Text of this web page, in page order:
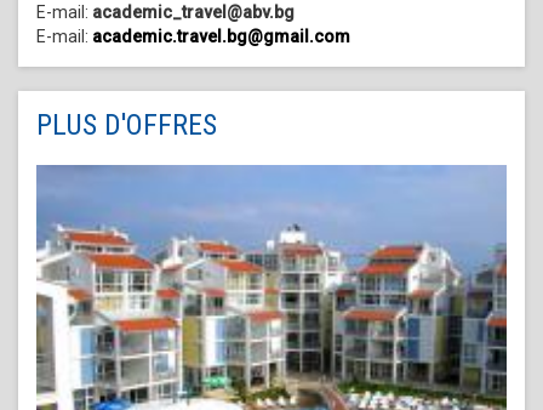
E-mail: academic_travel@abv.bg
E-mail: academic.travel.bg@gmail.com
PLUS D'OFFRES